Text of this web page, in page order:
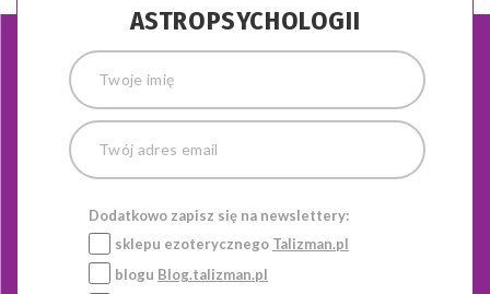
ASTROPSYCHOLOGII
Dodatkowo zapisz się na newslettery:
sklepu ezoterycznego Talizman.pl
blogu Blog.talizman.pl